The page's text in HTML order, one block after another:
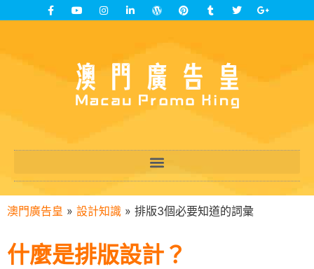
澳門廣告皇 » 設計知識 » 排版3個必要知道的詞彙
什麼是排版設計？